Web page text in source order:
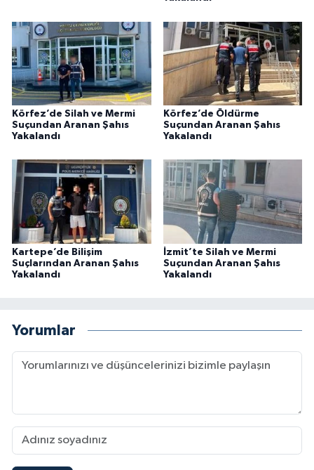
Körfez’de Silah ve Mermi
Suçundan Aranan Şahıs
Yakalandı
Körfez’de Öldürme
Suçundan Aranan Şahıs
Yakalandı
Kartepe’de Bilişim
Suçlarından Aranan Şahıs
Yakalandı
İzmit’te Silah ve Mermi
Suçundan Aranan Şahıs
Yakalandı
Yorumlar